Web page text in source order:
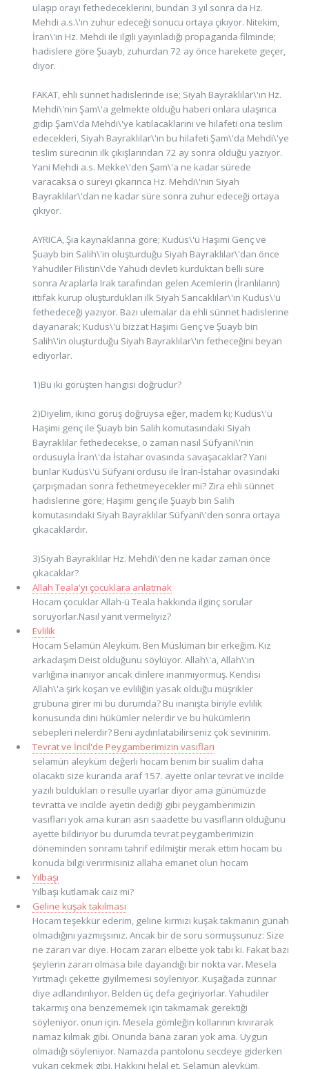
ulaşıp orayı fethedeceklerini, bundan 3 yıl sonra da Hz.
Mehdi a.s.\'ın zuhur edeceği sonucu ortaya çıkıyor. Nitekim,
İran\'ın Hz. Mehdi ile ilgili yayınladığı propaganda filminde;
hadislere göre Şuayb, zuhurdan 72 ay önce harekete geçer,
diyor.
FAKAT, ehli sünnet hadislerinde ise; Siyah Bayraklılar\'ın Hz.
Mehdi\'nin Şam\'a gelmekte olduğu haberi onlara ulaşınca
gidip Şam\'da Mehdi\'ye katılacaklarını ve hilafeti ona teslim
edecekleri, Siyah Bayraklılar\'ın bu hilafeti Şam\'da Mehdi\'ye
teslim sürecinin ilk çıkışlarından 72 ay sonra olduğu yazıyor.
Yani Mehdi a.s. Mekke\'den Şam\'a ne kadar sürede
varacaksa o süreyi çıkarınca Hz. Mehdi\'nin Siyah
Bayraklılar\'dan ne kadar süre sonra zuhur edeceği ortaya
çıkıyor.
AYRICA, Şia kaynaklarına göre; Kudüs\'ü Haşimi Genç ve
Şuayb bin Salih\'in oluşturduğu Siyah Bayraklılar\'dan önce
Yahudiler Filistin\'de Yahudi devleti kurduktan belli süre
sonra Araplarla Irak tarafından gelen Acemlerin (İranlıların)
ittifak kurup oluşturdukları ilk Siyah Sancaklılar\'ın Kudüs\'ü
fethedeceği yazıyor. Bazı ulemalar da ehli sünnet hadislerine
dayanarak; Kudüs\'ü bizzat Haşimi Genç ve Şuayb bin
Salih\'in oluşturduğu Siyah Bayraklılar\'ın fetheceğini beyan
ediyorlar.
1)Bu iki görüşten hangisi doğrudur?
2)Diyelim, ikinci görüş doğruysa eğer, madem ki; Kudüs\'ü
Haşimi genç ile Şuayb bin Salih komutasındaki Siyah
Bayraklılar fethedecekse, o zaman nasıl Süfyani\'nin
ordusuyla İran\'da İstahar ovasında savaşacaklar? Yani
bunlar Kudüs\'ü Süfyani ordusu ile İran-İstahar ovasındaki
çarpışmadan sonra fethetmeyecekler mi? Zira ehli sünnet
hadislerine göre; Haşimi genç ile Şuayb bin Salih
komutasındaki Siyah Bayraklılar Süfyani\'den sonra ortaya
çıkacaklardır.
3)Siyah Bayraklılar Hz. Mehdi\'den ne kadar zaman önce
çıkacaklar?
Allah Teala'yı çocuklara anlatmak
Hocam çocuklar Allah-ü Teala hakkında ilginç sorular
soruyorlar.Nasıl yanıt vermeliyiz?
Evlilik
Hocam Selamün Aleyküm. Ben Müslüman bir erkeğim. Kız
arkadaşım Deist olduğunu söylüyor. Allah\'a, Allah\'ın
varlığına inanıyor ancak dinlere inanmıyormuş. Kendisi
Allah\'a şirk koşan ve evliliğin yasak olduğu müşrikler
grubuna girer mi bu durumda? Bu inanışta biriyle evlilik
konusunda dini hükümler nelerdir ve bu hükümlerin
sebepleri nelerdir? Beni aydınlatabilirseniz çok sevinirim.
Tevrat ve İncil'de Peygamberimizin vasıfları
selamün aleyküm değerli hocam benim bir sualim daha
olacaktı size kuranda araf 157. ayette onlar tevrat ve incilde
yazılı buldukları o resulle uyarlar diyor ama günümüzde
tevratta ve incilde ayetin dediği gibi peygamberimizin
vasıfları yok ama kuran asrı saadette bu vasıfların olduğunu
ayette bildiriyor bu durumda tevrat peygamberimizin
döneminden sonramı tahrif edilmiştir merak ettim hocam bu
konuda bilgi verirmisiniz allaha emanet olun hocam
Yılbaşı
Yılbaşı kutlamak caiz mi?
Geline kuşak takılması
Hocam teşekkür ederim, geline kırmızı kuşak takmanın günah
olmadığını yazmışsınız. Ancak bir de soru sormuşsunuz: Size
ne zararı var diye. Hocam zararı elbette yok tabi ki. Fakat bazı
şeylerin zararı olmasa bile dayandığı bir nokta var. Mesela
Yırtmaçlı çekette giyilmemesi söyleniyor. Kuşağada zünnar
diye adlandırılıyor. Belden üç defa geçiriyorlar. Yahudiler
takarmış ona benzememek için takmamak gerektiği
söyleniyor. onun için. Mesela gömleğin kollarının kıvırarak
namaz kılmak gibi. Onunda bana zararı yok ama. Uygun
olmadığı söyleniyor. Namazda pantolonu secdeye giderken
yukarı çekmek gibi. Hakkını helal et. Selamün aleyküm.